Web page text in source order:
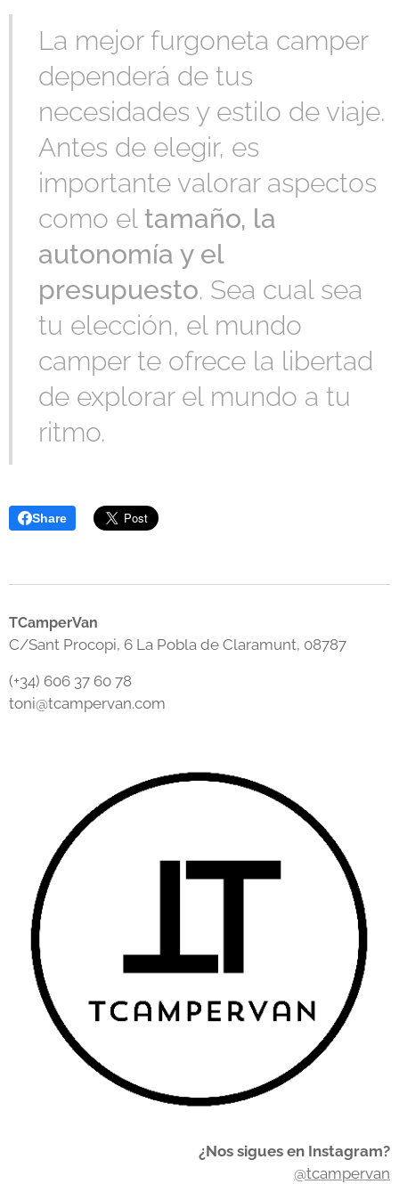
La mejor furgoneta camper
dependerá de tus
necesidades y estilo de viaje.
Antes de elegir, es
importante valorar aspectos
como el tamaño, la
autonomía y el
presupuesto. Sea cual sea
tu elección, el mundo
camper te ofrece la libertad
de explorar el mundo a tu
ritmo.
Share
TCamperVan
C/Sant Procopi, 6 La Pobla de Claramunt, 08787
(+34) 606 37 60 78
toni@tcampervan.com
¿Nos sigues en Instagram?
@tcampervan